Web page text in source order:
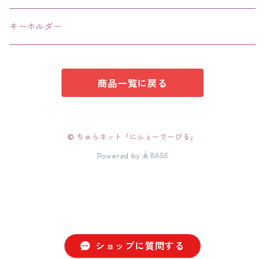
ショップに質問する
キーホルダー
商品一覧に戻る
© ちゅらネット「にふぇーでーびる」
Powered by